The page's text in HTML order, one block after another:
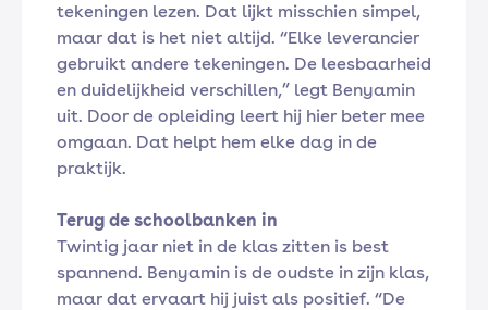
tekeningen lezen. Dat lijkt misschien simpel,
maar dat is het niet altijd. “Elke leverancier
gebruikt andere tekeningen. De leesbaarheid
en duidelijkheid verschillen,” legt Benyamin
uit. Door de opleiding leert hij hier beter mee
omgaan. Dat helpt hem elke dag in de
praktijk.
Terug de schoolbanken in
Twintig jaar niet in de klas zitten is best
spannend. Benyamin is de oudste in zijn klas,
maar dat ervaart hij juist als positief. “De